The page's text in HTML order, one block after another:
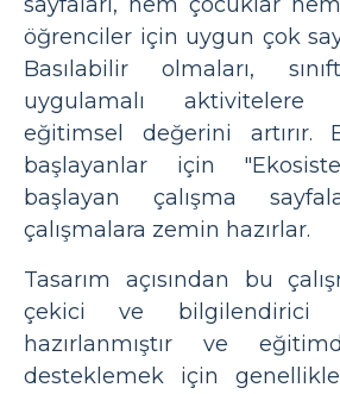
öğrenciler için uygun çok
Basılabilir olmaları,
uygulamalı
eğitimsel değerini artırır.
başlayanlar için
başlayan çalışma
çalışmalara zemin hazırlar.
Tasarım açısından bu
çekici ve bilgilendirici
hazırlanmıştır ve
desteklemek için